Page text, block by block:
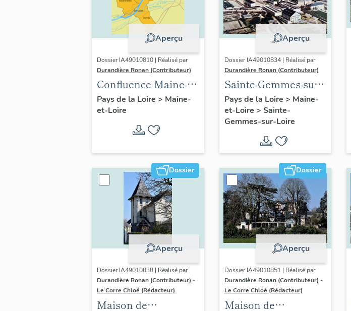
Aperçu
Dossier IA49010810 | Réalisé par
Durandière Ronan (Contributeur)
Confluence Maine-
Loire : présentation
de l'opération
thématique
Pays de la Loire > Maine-
et-Loire
Aperçu
Dossier IA49010834 | Réalisé par
Durandière Ronan (Contributeur)
Sainte-Gemmes-sur-
Loire : présentation
de la commune
Pays de la Loire > Maine-
et-Loire > Sainte-
Gemmes-sur-Loire
Dossier
Aperçu
Dossier IA49010838 | Réalisé par
Durandière Ronan (Contributeur) -
Le Corre Chloé (Rédacteur)
Maison de
Dossier
Aperçu
Dossier IA49010851 | Réalisé par
Durandière Ronan (Contributeur) -
Le Corre Chloé (Rédacteur)
Maison de